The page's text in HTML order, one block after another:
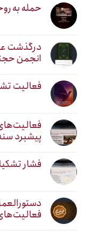
حمله به
درگذشت
انجمن
فعالیت
پیشبرد سند
فشار